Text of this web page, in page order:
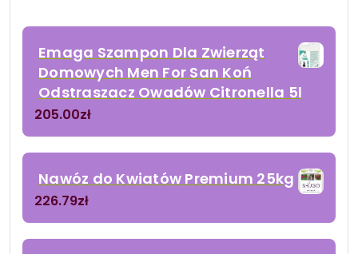
Emaga Szampon Dla Zwierząt
Domowych Men For San Koń
Odstraszacz Owadów Citronella 5l
205.00zł
Nawóz do Kwiatów Premium 25kg
226.79zł